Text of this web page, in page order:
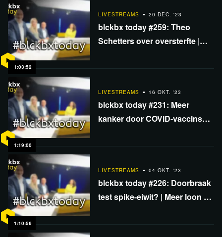
1:03:52
LIVESTREAMS 20 DEC. '23
blckbx today #259: Theo
Schetters over oversterfte |
1:19:00
LIVESTREAMS 16 OKT. '23
blckbx today #231: Meer
kanker door COVID-vaccins? |
1:10:56
LIVESTREAMS 04 OKT. '23
blckbx today #226: Doorbraak
test spike-eiwit? | Meer loon en